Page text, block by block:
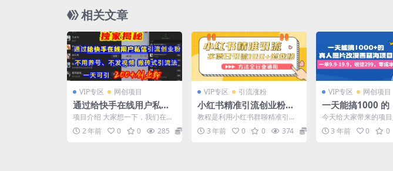
相关文章
VIP专区 网创项目
通过给快手在线用户私信
引流创业粉，不用养号、
不发视频、搬砖式引流
法，一天可引200+创业粉
项目介绍 大家想一下，我们在公
域平台上，你想通过发私信给别
人来完成引流，最大的阻...
2 年前 0 0 285 22.9
VIP专区 引流涨粉
小红书精准引流创业粉，
微信每天被动100 好友
教程是利用小红书群聊精准引流
创业粉 方法是全行业通用！ 玩过
小红书的都知道小红书...
3 年前 0 0 374 19.9
VIP专区 网创项目
一天能搞1000 的
片改漫画蓝海项
9.9-19.9，收徒
本
今天给大家带来的项
能搞1000 的，真人照
海项目，一单9.9...
3 年前 0 0